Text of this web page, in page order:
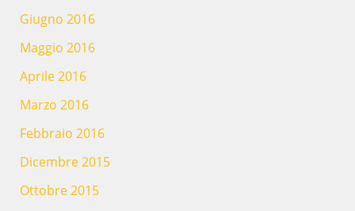
Giugno 2016
Maggio 2016
Aprile 2016
Marzo 2016
Febbraio 2016
Dicembre 2015
Ottobre 2015